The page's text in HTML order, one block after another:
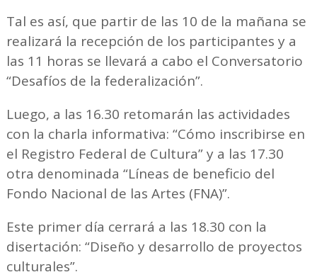
Tal es así, que partir de las 10 de la mañana se
realizará la recepción de los participantes y a
las 11 horas se llevará a cabo el Conversatorio
“Desafíos de la federalización”.
Luego, a las 16.30 retomarán las actividades
con la charla informativa: “Cómo inscribirse en
el Registro Federal de Cultura” y a las 17.30
otra denominada “Líneas de beneficio del
Fondo Nacional de las Artes (FNA)”.
Este primer día cerrará a las 18.30 con la
disertación: “Diseño y desarrollo de proyectos
culturales”.